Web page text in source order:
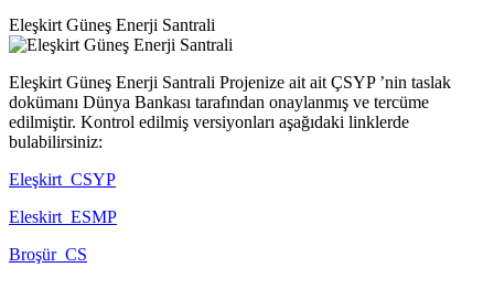
Eleşkirt Güneş Enerji Santrali
Eleşkirt Güneş Enerji Santrali Projenize ait ait ÇSYP ’nin taslak
dokümanı Dünya Bankası tarafından onaylanmış ve tercüme
edilmiştir. Kontrol edilmiş versiyonları aşağıdaki linklerde
bulabilirsiniz:
Eleşkirt_CSYP
Eleskirt_ESMP
Broşür_CS